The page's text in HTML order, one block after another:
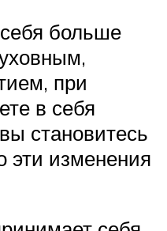
больше
при
в себя
становитесь
эти изменения